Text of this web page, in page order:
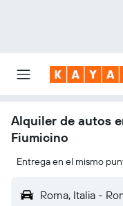
Alquiler de autos
Fiumicino
Entrega en el mismo
Roma, Italia -